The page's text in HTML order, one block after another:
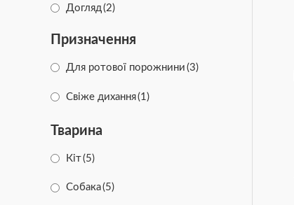
Догляд (2)
Призначення
Для ротової порожнини (3)
Свіже дихання(1)
Тварина
Кіт(5)
Собака(5)